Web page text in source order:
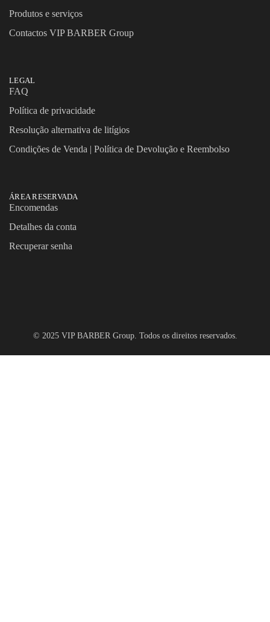
Produtos e serviços
Contactos VIP BARBER Group
LEGAL
FAQ
Política de privacidade
Resolução alternativa de litígios
Condições de Venda | Política de Devolução e Reembolso
ÁREA RESERVADA
Encomendas
Detalhes da conta
Recuperar senha
© 2025 VIP BARBER Group. Todos os direitos reservados.